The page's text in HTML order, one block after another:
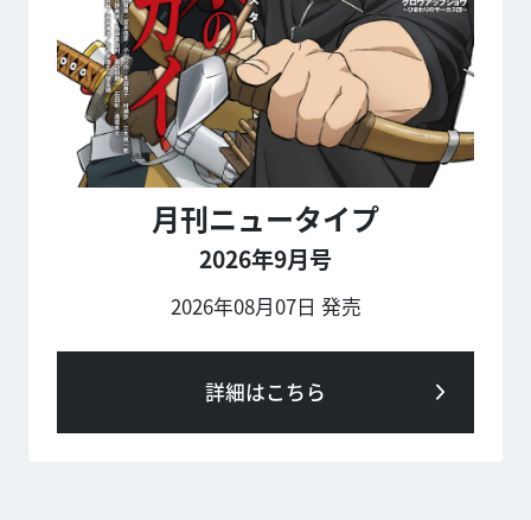
月刊ニュータイプ
2026年9月号
2026年08月07日 発売
詳細はこちら